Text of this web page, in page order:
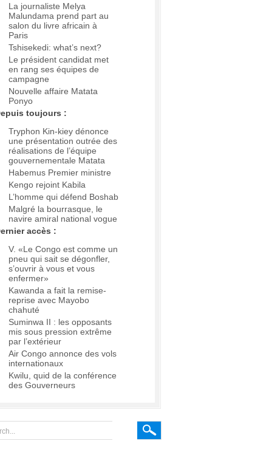
La journaliste Melya
Malundama prend part au
salon du livre africain à
Paris
Tshisekedi: what’s next?
Le président candidat met
en rang ses équipes de
campagne
Nouvelle affaire Matata
Ponyo
toujours :
Tryphon Kin-kiey dénonce
une présentation outrée des
réalisations de l’équipe
gouvernementale Matata
Habemus Premier ministre
Kengo rejoint Kabila
L’homme qui défend Boshab
Malgré la bourrasque, le
navire amiral national vogue
accès :
V. «Le Congo est comme un
pneu qui sait se dégonfler,
s’ouvrir à vous et vous
enfermer»
Kawanda a fait la remise-
reprise avec Mayobo
chahuté
Suminwa II : les opposants
mis sous pression extrême
par l’extérieur
Air Congo annonce des vols
internationaux
Kwilu, quid de la conférence
des Gouverneurs